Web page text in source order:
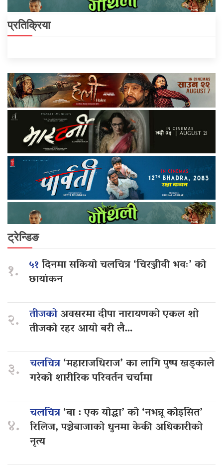
प्रतिक्रिया
ट्रेन्डिङ
१. ५१दिनमा सकियो चलचित्र ‘चिरञ्जीवी भवः’ को
छायांकन
२. तीजकोअवसरमा दीपा नारायणको एकल शो
तीजको रहर आयो बरी लै…
३. चलचित्र‘महाराजधिराज’ का लागि पुष्प खड्काले
गरेको शारीरिक परिवर्तन चर्चामा
४.
चलचित्र‘बा : एक योद्धा’ को ‘नभन्नू कोइसित’
रिलिज, पञ्चेबाजाको धुनमा केकी अधिकारीको
नृत्य